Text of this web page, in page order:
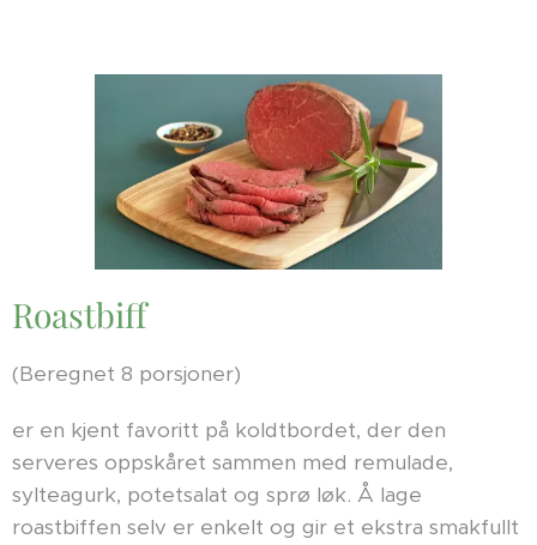
Roastbiff
(Beregnet 8 porsjoner)
er en kjent favoritt på koldtbordet, der den
serveres oppskåret sammen med remulade,
sylteagurk, potetsalat og sprø løk. Å lage
roastbiffen selv er enkelt og gir et ekstra smakfullt